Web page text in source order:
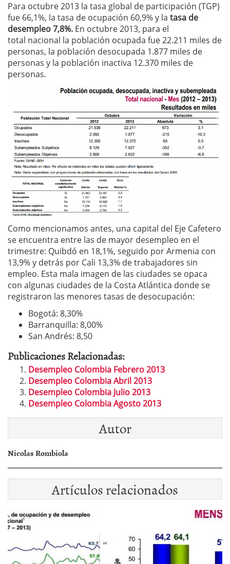
Para octubre 2013 la tasa global de participación (TGP)
fue 66,1%, la tasa de ocupación 60,9% y la tasa de
desempleo 7,8%. En octubre 2013, para el
total nacional la población ocupada fue 22.211 miles de
personas, la población desocupada 1.877 miles de
personas y la población inactiva 12.370 miles de
personas.
Como mencionamos antes, una capital del Eje Cafetero
se encuentra entre las de mayor desempleo en el
trimestre: Quibdó en 18,1%, seguido por Armenia con
13,9% y detrás por Cali 13,3% de trabajadores sin
empleo. Esta mala imagen de las ciudades se opaca
con algunas ciudades de la Costa Atlántica donde se
registraron las menores tasas de desocupación:
Bogotá: 8,30%
Barranquilla: 8,00%
San Andrés: 8,50
Publicaciones Relacionadas:
Desempleo Colombia Febrero 2013
Desempleo Colombia Abril 2013
Desempleo Colombia Julio 2013
Desempleo Colombia Agosto 2013
Autor
Nicolas Rombiola
Artículos relacionados